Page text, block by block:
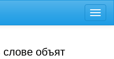
меню
объят